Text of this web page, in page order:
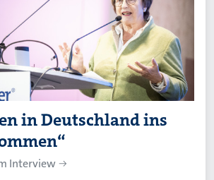
in Deutschland ins
Interview